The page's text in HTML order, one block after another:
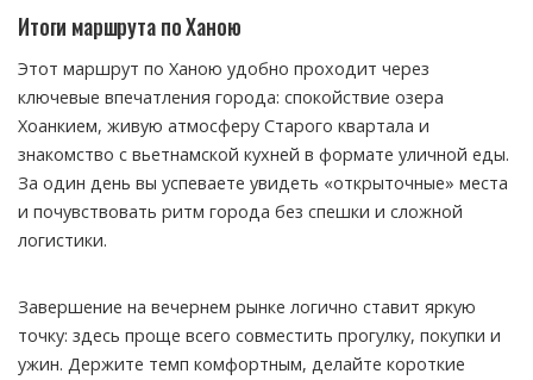
Итоги маршрута по Ханою
Этот маршрут по Ханою удобно проходит через
ключевые впечатления города: спокойствие озера
Хоанкием, живую атмосферу Старого квартала и
знакомство с вьетнамской кухней в формате уличной еды.
За один день вы успеваете увидеть «открыточные» места
и почувствовать ритм города без спешки и сложной
логистики.
Завершение на вечернем рынке логично ставит яркую
точку: здесь проще всего совместить прогулку, покупки и
ужин. Держите темп комфортным, делайте короткие